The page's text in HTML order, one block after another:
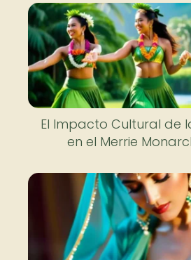
El Impacto Cultural de
en el Merrie